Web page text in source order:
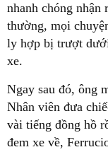
nhanh chóng
thường, mọi
ly hợp bị trượt
xe.
Ngay sau đó, ông
Nhân viên đưa
vài tiếng đồng hồ
đem xe về,